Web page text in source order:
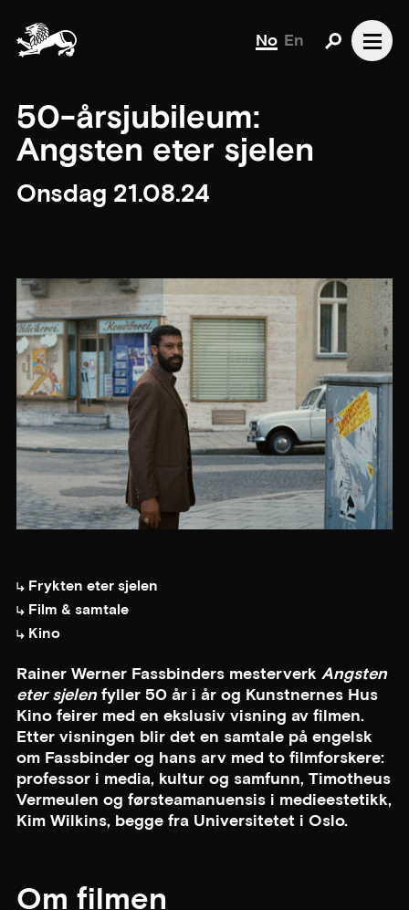
No En
50-årsjubileum:
Angsten eter sjelen
Onsdag 21.08.24
Frykten eter sjelen
Film & samtale
Kino
Rainer Werner Fassbinders mesterverk Angsten
eter sjelenfyller 50 år i år og Kunstnernes Hus
Kino feirer med en ekslusiv visning av filmen.
Etter visningen blir det en samtale på engelsk
om Fassbinder og hans arv med to filmforskere:
professor i media, kultur og samfunn, Timotheus
Vermeulen og førsteamanuensis i medieestetikk,
Kim Wilkins, begge fra Universitetet i Oslo.
Om filmen